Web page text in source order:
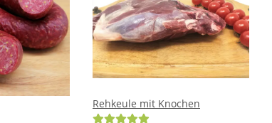
Rehkeule mit Knochen